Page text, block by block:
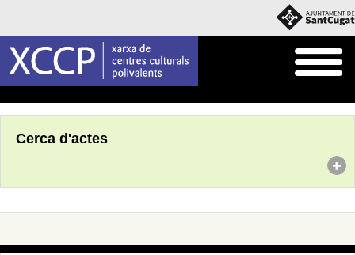
Cerca d'actes